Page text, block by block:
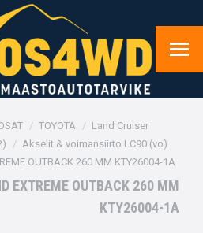
TOYOTA
Land Cruiser
Akselit & voimansiirto LC90 (vo)
OUTBACK 260 MM KTY26004-1A
EXTREME OUTBACK 260 MM
KTY26004-1A